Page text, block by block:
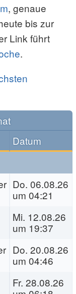
, genaue
bis zur
Link führt
.
Datum
Do. 06.08.26
um 04:21
Mi. 12.08.26
um 19:37
Do. 20.08.26
um 04:46
Fr. 28.08.26